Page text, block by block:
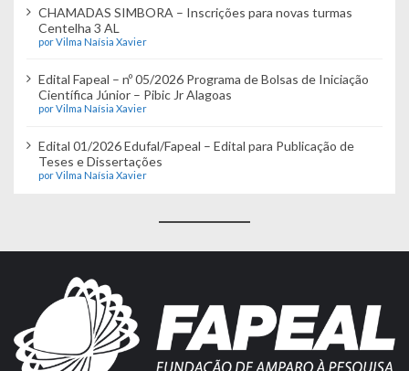
CHAMADAS SIMBORA – Inscrições para novas turmas
Centelha 3 AL
por Vilma Naísia Xavier
Edital Fapeal – nº 05/2026 Programa de Bolsas de Iniciação
Científica Júnior – Pibic Jr Alagoas
por Vilma Naísia Xavier
Edital 01/2026 Edufal/Fapeal – Edital para Publicação de
Teses e Dissertações
por Vilma Naísia Xavier